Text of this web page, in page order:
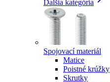
Ďalšia kategória
Spojovací materiál
Matice
Poistné krúžky
Skrutky